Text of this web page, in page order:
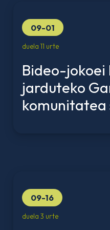
09-01
duela 11 urte
Bideo-jokoei
jarduteko
komunitatea
09-16
duela 3 urte